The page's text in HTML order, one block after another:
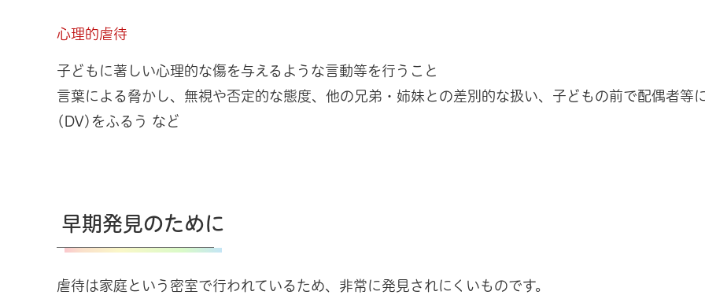
心理的虐待
子どもに著しい心理的な傷を与えるような言動等を行うこと
言葉による脅かし、無視や否定的な態度、他の兄弟・姉妹との差別的な扱い、子どもの前で配偶者等
(DV)をふるう など
早期発見のために
虐待は家庭という密室で行われているため、非常に発見されにくいものです。